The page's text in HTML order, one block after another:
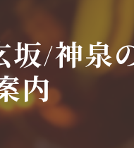
/神泉
内